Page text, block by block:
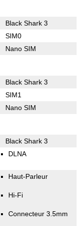
Black Shark 3
SIM0
Nano SIM
Black Shark 3
SIM1
Nano SIM
Black Shark 3
DLNA
Haut-Parleur
Hi-Fi
Connecteur 3.5mm